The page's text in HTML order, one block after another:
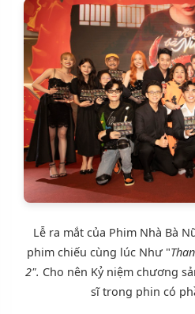
Lễ ra mắt của Phim Nhà Bà
phim chiếu cùng lúc Như "
2". Cho nên Kỷ niệm chương
sĩ trong phin có